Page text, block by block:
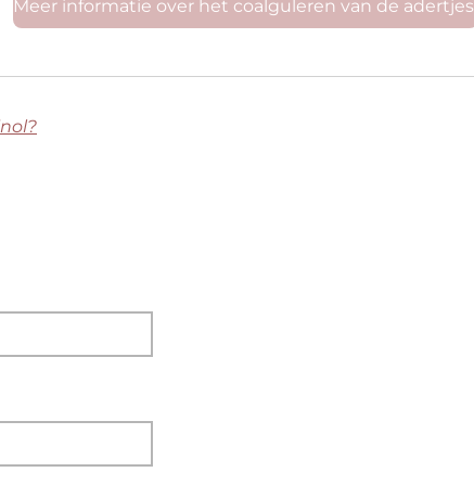
Meer informatie over het coalguleren van de adertjes